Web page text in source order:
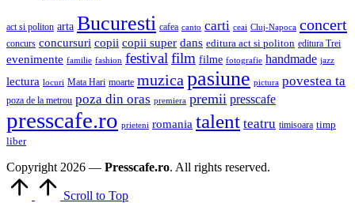
act si politon arta Bucuresti cafea canto carti ceai Cluj-Napoca concert
concurs concursuri copii copii super dans editura act si politon editura Trei
evenimente familie fashion festivalfilm filme fotografie handmade jazz
lectura locuri Mata Hari moarte muzica pasiune pictura povestea ta
poza de la metrou poza din oras premiera premii presscafe
presscafe.ro prieteni romania talent teatru timisoara timp
liber
Copyright 2026 — Presscafe.ro. All rights reserved.
Scroll to Top